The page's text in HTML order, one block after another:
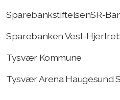
SparebankstiftelsenSR-
Sparebanken Vest-
Tysvær Kommune
Tysvær Arena Haugesund